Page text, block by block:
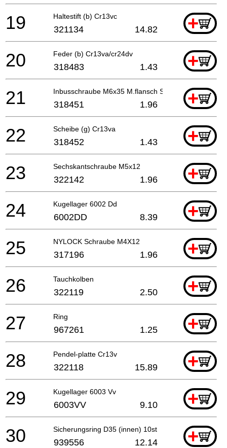
Haltestift (b) Cr13vc +
19 321134 14.82
Feder (b) Cr13va/cr24dv +
20 318483 1.43
Inbusschraube M6x35 M.flansch Selbstsichernd Cr13
+
21 318451 1.96
Scheibe (g) Cr13va +
22 318452 1.43
Sechskantschraube M5x12 +
23 322142 1.96
Kugellager 6002 Dd +
24 6002DD 8.39
NYLOCK Schraube M4X12 +
25 317196 1.96
Tauchkolben +
26 322119 2.50
Ring +
27 967261 1.25
Pendel-platte Cr13v +
28 322118 15.89
Kugellager 6003 Vv +
29 6003VV 9.10
Sicherungsring D35 (innen) 10st +
30 939556 12.14